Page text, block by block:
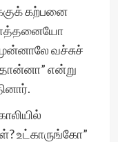
கற்பனை
எத்தனையோ
வச்சுச்
என்று
உட்காருங்கோ”